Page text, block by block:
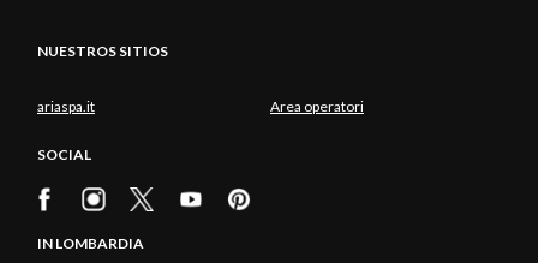
NUESTROS SITIOS
ariaspa.it Area operatori
SOCIAL
IN LOMBARDIA